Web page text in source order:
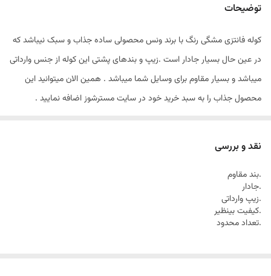
توضیحات
کوله فانتزی مشگی رنگ با برند ونس محصولی ساده جذاب و سبک نیباشد که
در عین حال بسیار جادار است .زیپ و بندهای پشتی این کوله از جنس وارداتی
میباشد و بسیار مقاوم برای وسایل شما میباشد . همین الان میتوانید این
محصول جذاب را به سبد خرید خود در سایت مسترشوز اضافه نمایید .
نقد و بررسی
.بند مقاوم
.جادار
.زیپ وارداتی
.کیفیت بینظیر
.تعداد محدود